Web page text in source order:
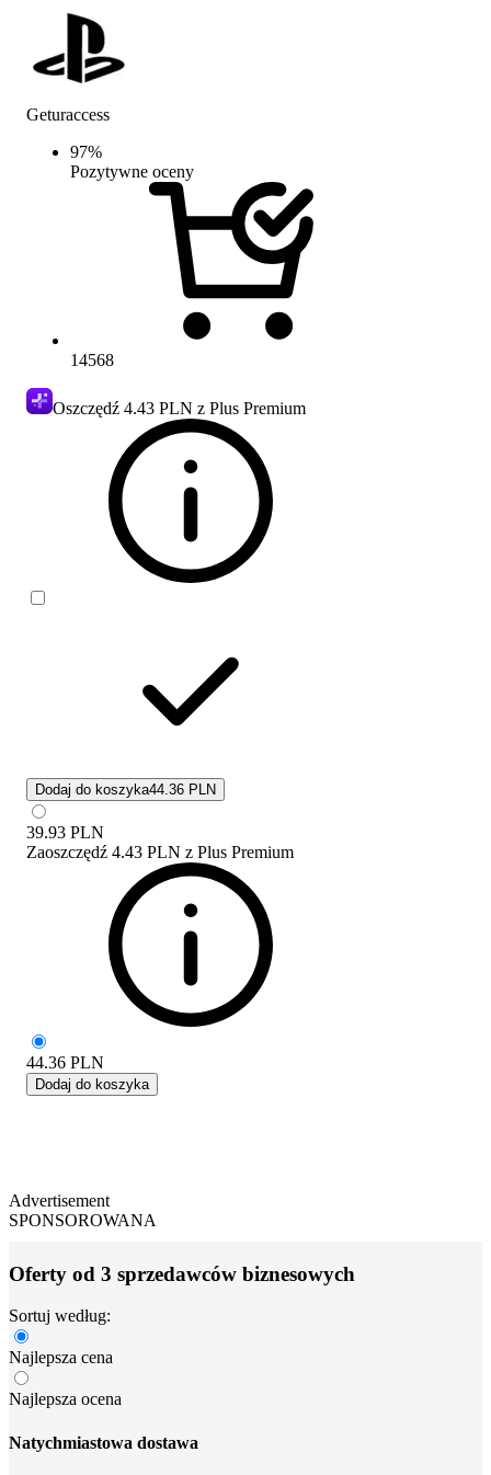
Geturaccess
97%
Pozytywne oceny
14568
Oszczędź 4.43 PLN z Plus Premium
Dodaj do koszyka44.36 PLN
39.93 PLN
Zaoszczędź 4.43 PLN z Plus Premium
44.36 PLN
Dodaj do koszyka
Advertisement
SPONSOROWANA
Oferty od 3 sprzedawców biznesowych
Sortuj według:
Najlepsza cena
Najlepsza ocena
Natychmiastowa dostawa